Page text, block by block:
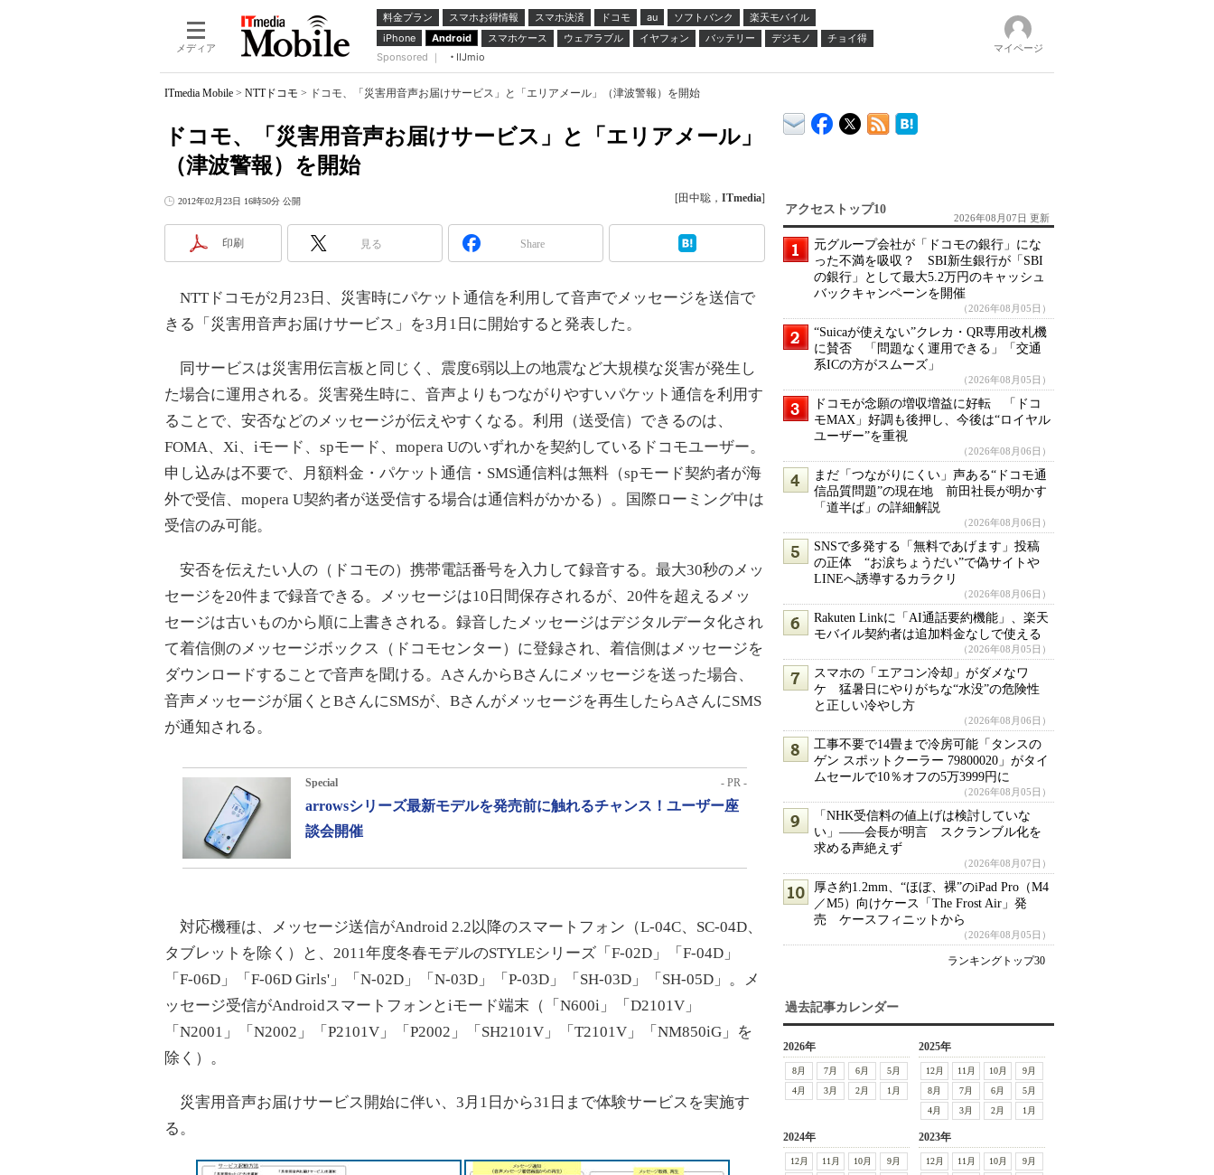
メディア
料金プラン スマホお得情報 スマホ決済 ドコモ au ソフトバンク
楽天モバイル
iPhone
Android スマホケース ウェアラブル イヤフォン バッテリー デジモノ
チョイ得
Sponsored ｜
IIJmio
マイページ
ITmedia Mobile > NTTドコモ > ドコモ、「災害用音声お届けサービス」と「エリアメール」（津波警報）を開始
ドコモ、「災害用音声お届けサービス」と「エリアメール」
（津波警報）を開始
2012年02月23日 16時50分 公開 [田中聡， ITmedia]
印刷 見る Share
NTTドコモが2月23日、災害時にパケット通信を利用して音声でメッセージを送信で
きる「災害用音声お届けサービス」を3月1日に開始すると発表した。
同サービスは災害用伝言板と同じく、震度6弱以上の地震など大規模な災害が発生し
た場合に運用される。災害発生時に、音声よりもつながりやすいパケット通信を利用す
ることで、安否などのメッセージが伝えやすくなる。利用（送受信）できるのは、
FOMA、Xi、iモード、spモード、mopera Uのいずれかを契約しているドコモユーザー。
申し込みは不要で、月額料金・パケット通信・SMS通信料は無料（spモード契約者が海
外で受信、mopera U契約者が送受信する場合は通信料がかかる）。国際ローミング中は
受信のみ可能。
安否を伝えたい人の（ドコモの）携帯電話番号を入力して録音する。最大30秒のメッ
セージを20件まで録音できる。メッセージは10日間保存されるが、20件を超えるメッ
セージは古いものから順に上書きされる。録音したメッセージはデジタルデータ化され
て着信側のメッセージボックス（ドコモセンター）に登録され、着信側はメッセージを
ダウンロードすることで音声を聞ける。AさんからBさんにメッセージを送った場合、
音声メッセージが届くとBさんにSMSが、Bさんがメッセージを再生したらAさんにSMS
が通知される。
Special - PR -
arrowsシリーズ最新モデルを発売前に触れるチャンス！ユーザー座
談会開催
対応機種は、メッセージ送信がAndroid 2.2以降のスマートフォン（L-04C、SC-04D、
タブレットを除く）と、2011年度冬春モデルのSTYLEシリーズ「F-02D」「F-04D」
「F-06D」「F-06D Girls'」「N-02D」「N-03D」「P-03D」「SH-03D」「SH-05D」。メ
ッセージ受信がAndroidスマートフォンとiモード端末（「N600i」「D2101V」
「N2001」「N2002」「P2101V」「P2002」「SH2101V」「T2101V」「NM850iG」を
除く）。
災害用音声お届けサービス開始に伴い、3月1日から31日まで体験サービスを実施す
る。
アクセストップ10
2026年08月07日 更新
元グループ会社が「ドコモの銀行」にな
った不満を吸収？ SBI新生銀行が「SBI
の銀行」として最大5.2万円のキャッシュ
バックキャンペーンを開催
（2026年08月05日）
“Suicaが使えない”クレカ・QR専用改札機
に賛否 「問題なく運用できる」「交通
系ICの方がスムーズ」
（2026年08月05日）
ドコモが念願の増収増益に好転 「ドコ
モMAX」好調も後押し、今後は“ロイヤル
ユーザー”を重視
（2026年08月06日）
まだ「つながりにくい」声ある“ドコモ通
信品質問題”の現在地 前田社長が明かす
「道半ば」の詳細解説
（2026年08月06日）
SNSで多発する「無料であげます」投稿
の正体 “お涙ちょうだい”で偽サイトや
LINEへ誘導するカラクリ
（2026年08月06日）
Rakuten Linkに「AI通話要約機能」、楽天
モバイル契約者は追加料金なしで使える
（2026年08月05日）
スマホの「エアコン冷却」がダメなワ
ケ 猛暑日にやりがちな“水没”の危険性
と正しい冷やし方
（2026年08月06日）
工事不要で14畳まで冷房可能「タンスの
ゲン スポットクーラー 79800020」がタイ
ムセールで10％オフの5万3999円に
（2026年08月05日）
「NHK受信料の値上げは検討していな
い」――会長が明言 スクランブル化を
求める声絶えず
（2026年08月07日）
厚さ約1.2mm、“ほぼ、裸”のiPad Pro（M4
／M5）向けケース「The Frost Air」発
売 ケースフィニットから
（2026年08月05日）
ランキングトップ30
過去記事カレンダー
2026年
8月 7月 6月
5月
4月
3月 2月 1月
2025年
12月 11月 10月
9月
8月
7月 6月
5月
4月
3月 2月 1月
2024年
12月 11月 10月
9月
2023年
12月 11月 10月
9月